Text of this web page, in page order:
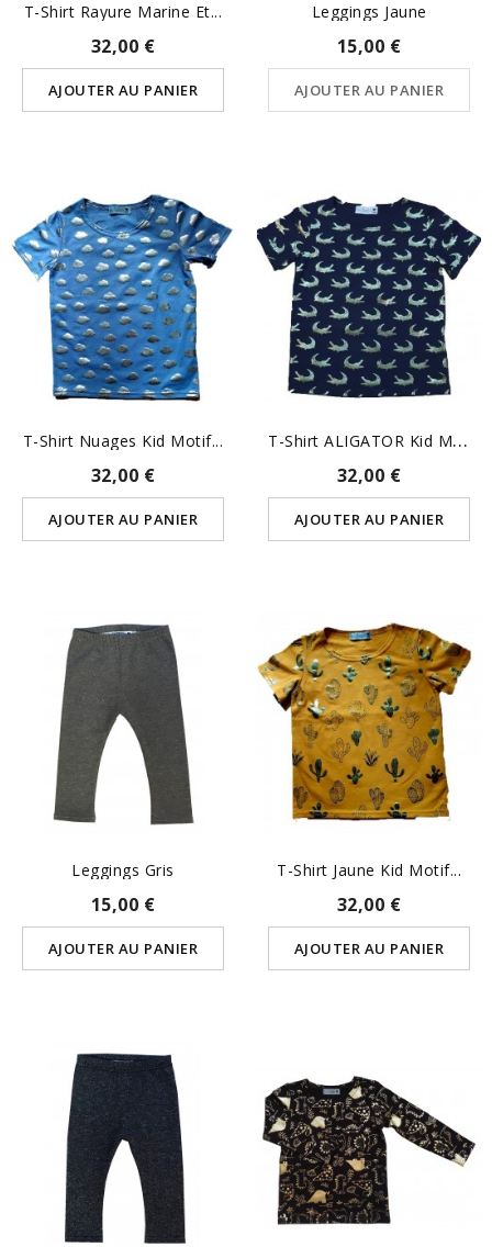
T-Shirt Rayure Marine Et...
32,00 €
AJOUTER AU PANIER
Leggings Jaune
15,00 €
AJOUTER AU PANIER
T-Shirt Nuages Kid Motif...
32,00 €
AJOUTER AU PANIER
T
-Shirt ALIGATOR Kid Motif...
32,00 €
AJOUTER AU PANIER
Leggings Gris
15,00 €
AJOUTER AU PANIER
T-Shirt Jaune Kid Motif...
32,00 €
AJOUTER AU PANIER